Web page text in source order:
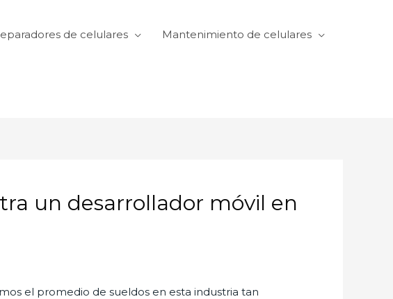
de celulares Mantenimiento de celulares
un desarrollador móvil en
el promedio de sueldos en esta industria tan